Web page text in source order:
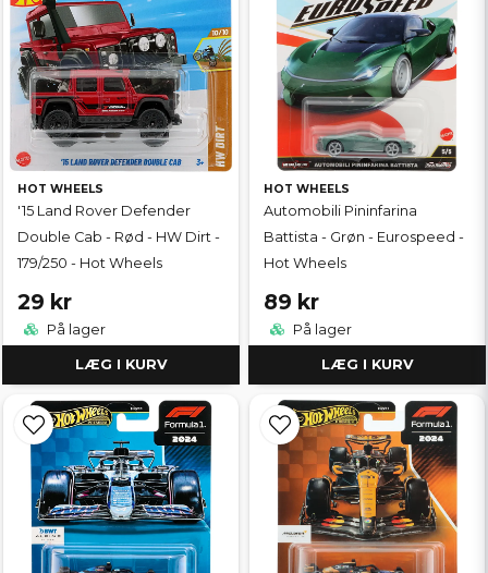
HOT WHEELS
'15 Land Rover Defender
Double Cab - Rød - HW Dirt -
179/250 - Hot Wheels
29 kr
På lager
LÆG I KURV
HOT WHEELS
Automobili Pininfarina
Battista - Grøn - Eurospeed -
Hot Wheels
89 kr
På lager
LÆG I KURV